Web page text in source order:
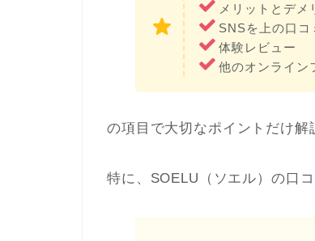
メリットとデメ
SNSを上の口コ
体験レビュー
他のオンライン
の項目で大切なポイントだけ解
特に、SOELU（ソエル）の口